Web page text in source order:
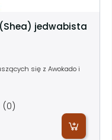
jedwabista
się z Awokado i
(0)